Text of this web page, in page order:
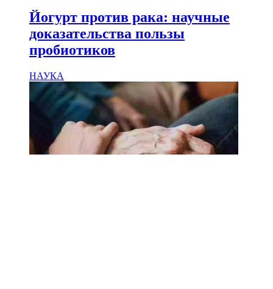
Йогурт против рака: научные
доказательства пользы
пробиотиков
НАУКА